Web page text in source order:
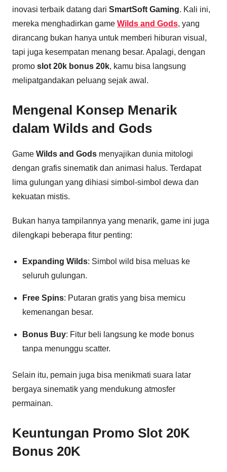
inovasi terbaik datang dari SmartSoft Gaming. Kali ini,
mereka menghadirkan game Wilds and Gods, yang
dirancang bukan hanya untuk memberi hiburan visual,
tapi juga kesempatan menang besar. Apalagi, dengan
promo slot 20k bonus 20k, kamu bisa langsung
melipatgandakan peluang sejak awal.
Mengenal Konsep Menarik
dalam Wilds and Gods
Game Wilds and Gods menyajikan dunia mitologi
dengan grafis sinematik dan animasi halus. Terdapat
lima gulungan yang dihiasi simbol-simbol dewa dan
kekuatan mistis.
Bukan hanya tampilannya yang menarik, game ini juga
dilengkapi beberapa fitur penting:
Expanding Wilds: Simbol wild bisa meluas ke
seluruh gulungan.
Free Spins: Putaran gratis yang bisa memicu
kemenangan besar.
Bonus Buy: Fitur beli langsung ke mode bonus
tanpa menunggu scatter.
Selain itu, pemain juga bisa menikmati suara latar
bergaya sinematik yang mendukung atmosfer
permainan.
Keuntungan Promo Slot 20K
Bonus 20K